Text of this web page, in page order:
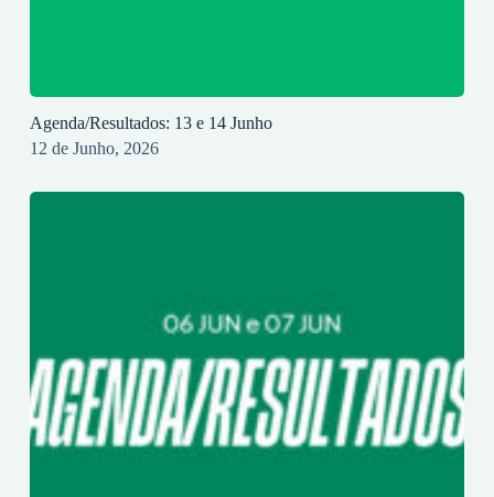
Agenda/Resultados: 13 e 14 Junho
12 de Junho, 2026